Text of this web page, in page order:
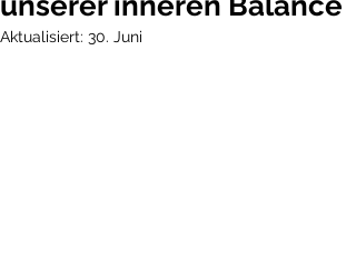
Aktualisiert: 30. Juni